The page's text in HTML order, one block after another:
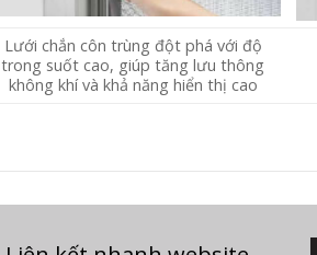
Lưới chắn côn trùng đột phá với độ
trong suốt cao, giúp tăng lưu thông
không khí và khả năng hiển thị cao